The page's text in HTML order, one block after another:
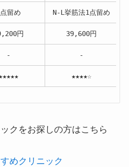
留め N-L挙筋法1点留め
円 39,600円
- -
★★★★☆
クをお探しの方はこちら
めクリニック